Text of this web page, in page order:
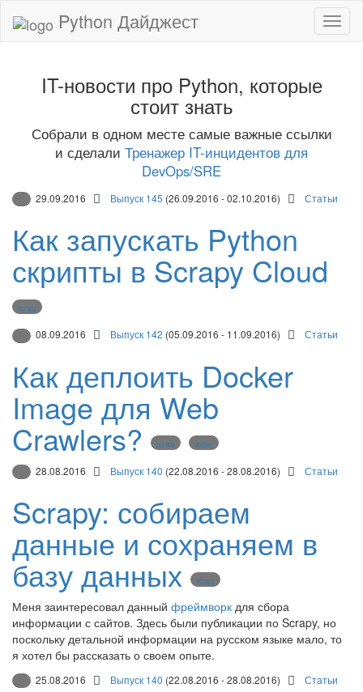
Python Дайджест
IT-новости про Python, которые
стоит знать
Собрали в одном месте самые важные ссылки
и сделали Тренажер IT-инцидентов для
DevOps/SRE
29.09.2016 Выпуск 145 (26.09.2016 - 02.10.2016) Статьи
Как запускать Python
скрипты в Scrapy Cloud
scrapy
08.09.2016 Выпуск 142 (05.09.2016 - 11.09.2016) Статьи
Как деплоить Docker
Image для Web
Crawlers? scrapy docker
28.08.2016 Выпуск 140 (22.08.2016 - 28.08.2016) Статьи
Scrapy: собираем
данные и сохраняем в
базу данных scrapy
Меня заинтересовал данный фреймворк для сбора
информации с сайтов. Здесь были публикации по Scrapy, но
поскольку детальной информации на русском языке мало, то
я хотел бы рассказать о своем опыте.
25.08.2016 Выпуск 140 (22.08.2016 - 28.08.2016) Статьи